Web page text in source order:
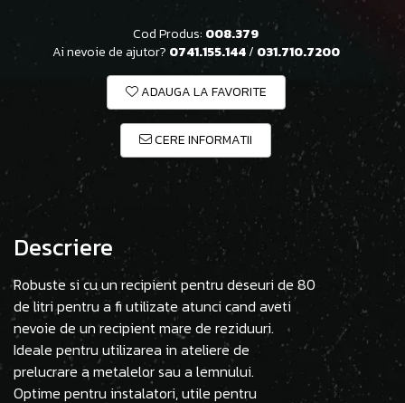
Cod Produs: 008.379
Ai nevoie de ajutor? 0741.155.144/ 031.710.7200
ADAUGA LA FAVORITE
CERE INFORMATII
Descriere
Robuste si cu un recipient pentru deseuri de 80
de litri pentru a fi utilizate atunci cand aveti
nevoie de un recipient mare de reziduuri.
Ideale pentru utilizarea in ateliere de
prelucrare a metalelor sau a lemnului.
Optime pentru instalatori, utile pentru